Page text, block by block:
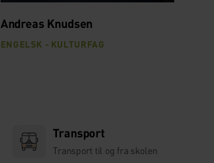
Andreas Knudsen
ENGELSK - KULTURFAG
Transport
Transport til og fra skolen